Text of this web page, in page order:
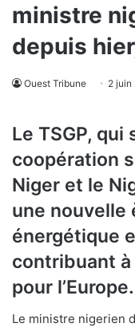
ministre
depuis
Ouest Tribune 2 juin
Le TSGP, qui
coopération
Niger et le
une nouvelle
énergétique
contribuant
pour l’Europe.
Le ministre nigerien